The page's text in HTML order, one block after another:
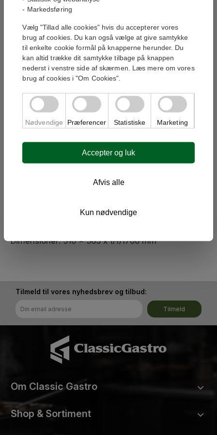
Har du brug for hjælp?
Jeg accepterer, at mine oplysninger bruges til at
kontakte mig i forbindelse med min henvendelse.
Læs vores privatlivspolitik
Bliv kontaktet
Dimensioner: 510 x 565 x (H)1700 mm
Tilmeld til vores nyhedsbrev og tilbud:
Tilmeld
Om Classic Gastro
Shop & Sortiment
- Markedsføring
Vælg "Tillad alle cookies" hvis du accepterer vores
brug af cookies. Du kan også vælge at give samtykke
til enkelte cookie formål på knapperne herunder. Du
kan altid trække dit samtykke tilbage på knappen
nederst i venstre side af skærmen. Læs mere om vores
brug af cookies i "Om Cookies".
Nødvendige Præferencer Statistiske Marketing
Afvis alle
Kun nødvendige
Accepter og luk